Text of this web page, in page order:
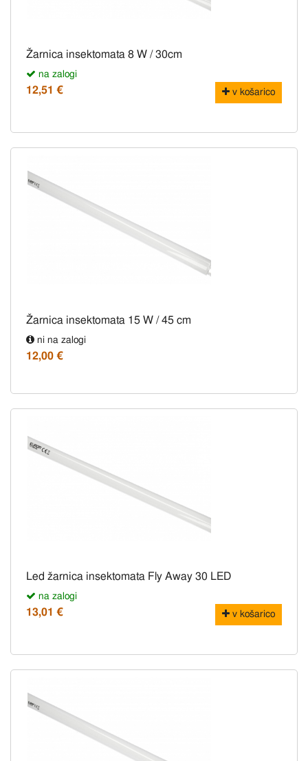
Žarnica insektomata 8 W / 30cm
na zalogi
12,51 € v košarico
Žarnica insektomata 15 W / 45 cm
ni na zalogi
12,00 €
Led žarnica insektomata Fly Away 30 LED
na zalogi
13,01 € v košarico